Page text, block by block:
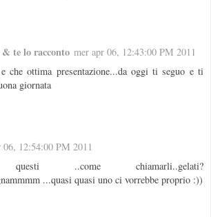
te lo racconto mer apr 06, 12:43:00 PM 2011
che ottima presentazione...da oggi ti seguo e ti
giornata
06, 12:54:00 PM 2011
questi ..come chiamarli..gelati?
...quasi quasi uno ci vorrebbe proprio :))